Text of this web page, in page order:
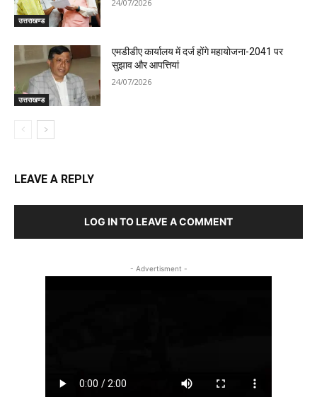
उत्तराखण्ड
24/07/2026
उत्तराखण्ड
एमडीडीए कार्यालय में दर्ज होंगे महायोजना-2041 पर
सुझाव और आपत्तियां
24/07/2026
LEAVE A REPLY
LOG IN TO LEAVE A COMMENT
- Advertisment -